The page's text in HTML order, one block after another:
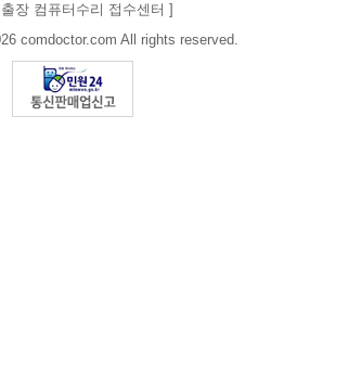
장 컴퓨터수리 접수센터 ]
comdoctor.com All rights reserved.